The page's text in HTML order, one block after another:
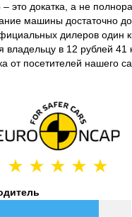
– это докатка, а не
машины достаточно
дилеров один
владельцу в 12 рублей 41
от посетителей нашего